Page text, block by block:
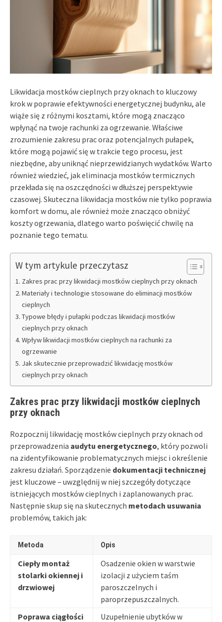
Likwidacja mostków cieplnych przy oknach to kluczowy
krok w poprawie efektywności energetycznej budynku, ale
wiąże się z różnymi kosztami, które mogą znacząco
wpłynąć na twoje rachunki za ogrzewanie. Właściwe
zrozumienie zakresu prac oraz potencjalnych pułapek,
które mogą pojawić się w trakcie tego procesu, jest
niezbędne, aby uniknąć nieprzewidzianych wydatków. Warto
również wiedzieć, jak eliminacja mostków termicznych
przekłada się na oszczędności w dłuższej perspektywie
czasowej. Skuteczna likwidacja mostków nie tylko poprawia
komfort w domu, ale również może znacząco obniżyć
koszty ogrzewania, dlatego warto poświęcić chwilę na
poznanie tego tematu.
W tym artykule przeczytasz
Zakres prac przy likwidacji mostków cieplnych przy oknach
Materiały i technologie stosowane do eliminacji mostków
cieplnych
Typowe błędy i pułapki podczas likwidacji mostków
cieplnych przy oknach
Wpływ likwidacji mostków cieplnych na rachunki za
ogrzewanie
Jak skutecznie przeprowadzić likwidację mostków
cieplnych przy oknach
Zakres prac przy likwidacji mostków cieplnych
przy oknach
Rozpocznij likwidację mostków cieplnych przy oknach od
przeprowadzenia audytu energetycznego, który pozwoli
na zidentyfikowanie problematycznych miejsc i określenie
zakresu działań. Sporządzenie dokumentacji technicznej
jest kluczowe – uwzględnij w niej szczegóły dotyczące
istniejących mostków cieplnych i zaplanowanych prac.
Następnie skup się na skutecznych metodach usuwania
problemów, takich jak:
Metoda Opis
Ciepły montaż
stolarki okiennej i
drzwiowej
Osadzenie okien w warstwie
izolacji z użyciem taśm
paroszczelnych i
paroprzepuszczalnych.
Poprawa ciągłości
Uzupełnienie ubytków w